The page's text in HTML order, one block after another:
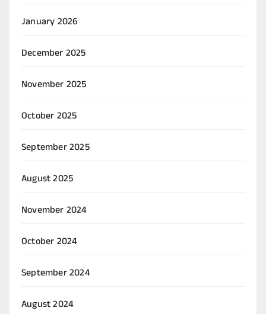
January 2026
December 2025
November 2025
October 2025
September 2025
August 2025
November 2024
October 2024
September 2024
August 2024